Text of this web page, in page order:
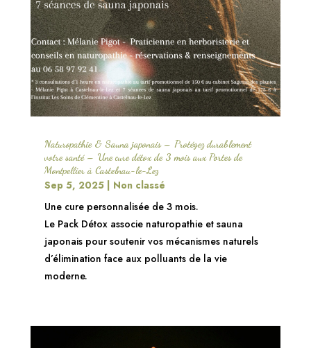
Naturopathie & Sauna japonais – Protégez durablement
votre santé – Une cure détox de 3 mois aux Portes de
Montpellier à Castelnau-le-Lez
Sep 5, 2025| Non classé
Une cure personnalisée de 3 mois.
Le Pack Détox associe naturopathie et sauna
japonais pour soutenir vos mécanismes naturels
d’élimination face aux polluants de la vie
moderne.